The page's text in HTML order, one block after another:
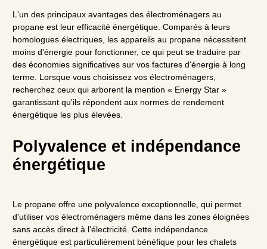
L'un des principaux avantages des électroménagers au
propane est leur efficacité énergétique. Comparés à leurs
homologues électriques, les appareils au propane nécessitent
moins d'énergie pour fonctionner, ce qui peut se traduire par
des économies significatives sur vos factures d'énergie à long
terme. Lorsque vous choisissez vos électroménagers,
recherchez ceux qui arborent la mention « Energy Star »
garantissant qu'ils répondent aux normes de rendement
énergétique les plus élevées.
Polyvalence et indépendance
énergétique
Le propane offre une polyvalence exceptionnelle, qui permet
d'utiliser vos électroménagers même dans les zones éloignées
sans accès direct à l'électricité. Cette indépendance
énergétique est particulièrement bénéfique pour les chalets